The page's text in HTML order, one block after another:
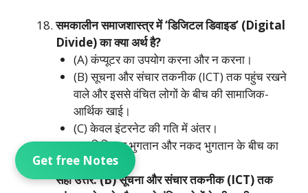
Get free Notes
समकालीन समाजशास्त्र में ‘डिजिटल डिवाइड’ (Digital
Divide) का क्या अर्थ है?
(A) कंप्यूटर का उपयोग करना और न करना।
(B) सूचना और संचार तकनीक (ICT) तक पहुंच रखने
वाले और इससे वंचित लोगों के बीच की सामाजिक-
आर्थिक खाई।
(C) केवल इंटरनेट की गति में अंतर।
(D) डिजिटल भुगतान और नकद भुगतान के बीच का
अंतर।
सही उत्तर: (B) सूचना और संचार तकनीक (ICT) तक